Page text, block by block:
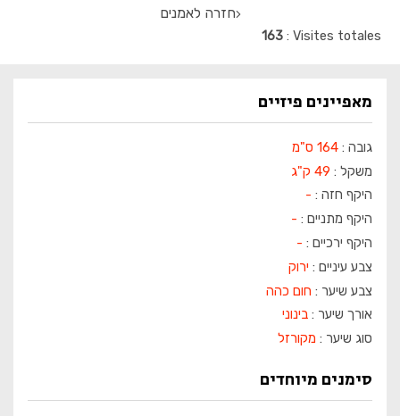
חזרה לאמנים
Visites totales
163
מאפיינים פיזיים
גובה : 164 ס"מ
משקל : 49 ק"ג
היקף חזה : -
היקף מתניים : -
היקף ירכיים : -
צבע עיניים : ירוק
צבע שיער : חום כהה
אורך שיער : בינוני
סוג שיער : מקורזל
סימנים מיוחדים